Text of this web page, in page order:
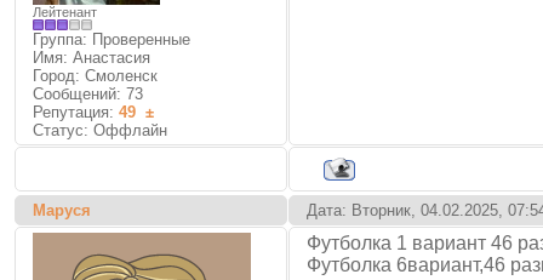
Лейтенант
Группа: Проверенные
Имя: Анастасия
Город: Смоленск
Сообщений: 73
Репутация: 49 ±
Статус: Оффлайн
Маруся Дата: Вторник, 04.02.2025,
Футболка 1 вариант 46
Футболка 6вариант,46